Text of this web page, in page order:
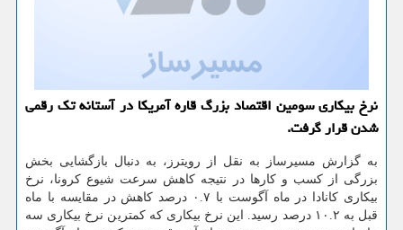
نرخ بیكاری سومین اقتصاد بزرگ قاره آمریكا در آستانه تك رقمی
شدن قرار گرفت.
به گزارش مسیرساز به نقل از رویترز، به دنبال بازگشایی بخش
بزرگی از کسب و کارها در نتیجه کاهش سرعت شیوع کرونا، نرخ
بیکاری کانادا در ماه آگوست با ۰.۷ درصد کاهش در مقایسه با ماه
قبل به ۱۰.۲ درصد رسید. این نرخ بیکاری که کمترین نرخ بیکاری سه